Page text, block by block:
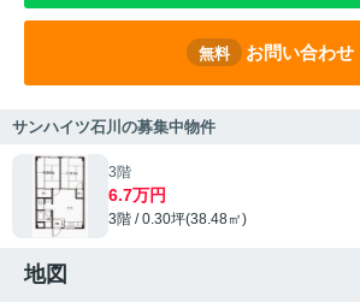
無料 お問い合わせ
サンハイツ石川の募集中物件
3階
6.7万円
3階 / 0.30坪(38.48㎡)
地図